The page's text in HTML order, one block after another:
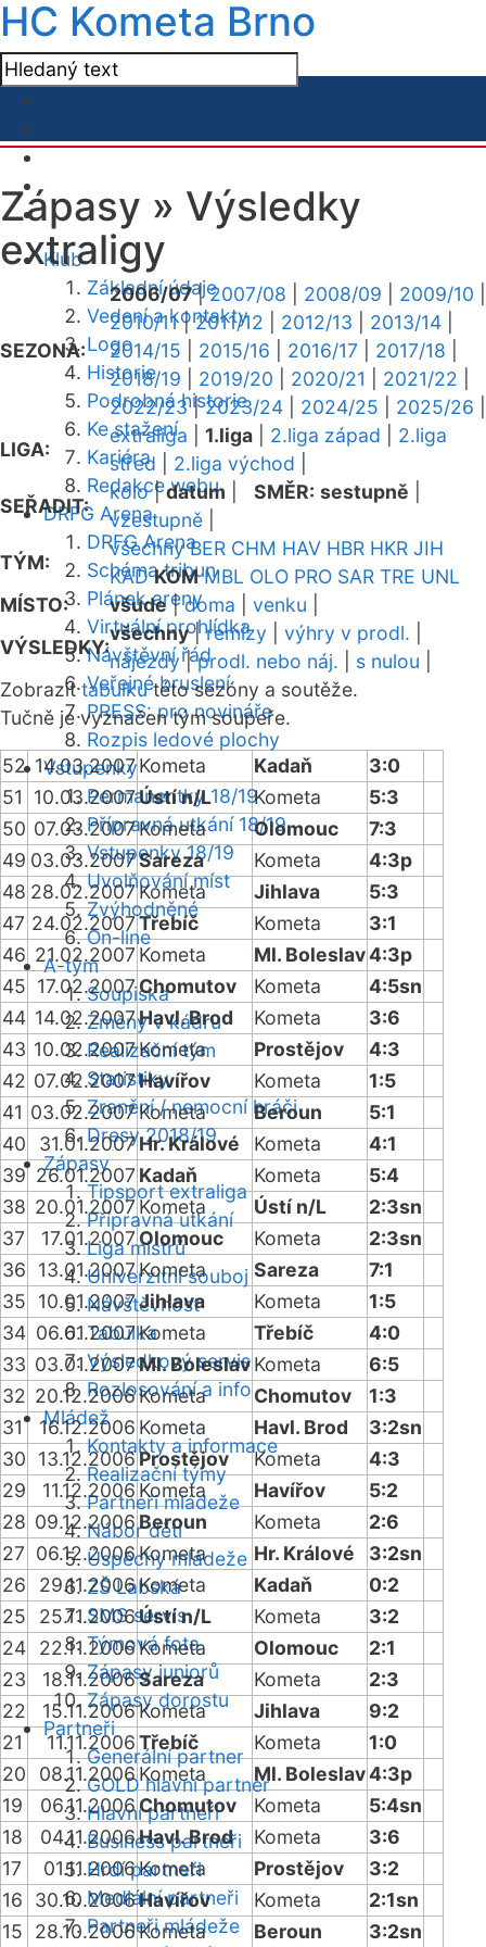
HC Kometa Brno
Klub
Základní údaje
Vedení a kontakty
Logo
Historie
Podrobná historie
Ke stažení
Kariéra
Redakce webu
DRFG Arena
DRFG Arena
Schéma tribun
Plánek areny
Virtuální prohlídka
Návštěvní řád
Veřejné bruslení
PRESS: pro novináře
Rozpis ledové plochy
Vstupenky
Permanentky 18/19
Přípravná utkání 18/19
Vstupenky 18/19
Uvolňování míst
Zvýhodněné
On-line
A-tým
Soupiska
Změny v kádru
Realizační tým
Statistiky
Zranění / nemocní hráči
Dresy 2018/19
Zápasy
Tipsport extraliga
Přípravná utkání
Liga mistrů
Univerzitní souboj
Návštěvnost
Tabulka
Výsledkový servis
Rozlosování a info
Mládež
Kontakty a informace
Realizační týmy
Partneři mládeže
Nábor dětí
Úspěchy mládeže
ZŠ Labská
SMS servis
Týmová fota
Zápasy juniorů
Zápasy dorostu
Partneři
Generální partner
GOLD hlavní partner
Hlavní partneři
Business partneři
Hrdí partneři
Mediální partneři
Partneři mládeže
Zápasy » Výsledky
extraligy
SEZONA:
2006/07|2007/08 2008/09 2009/10
2010/11|2011/12 2012/13 2013/14
2014/15
2015/16 2016/17 2017/18
2018/19
2019/20 2020/21 2021/22
2022/23|2023/24 2024/25 2025/26
LIGA:
extraliga 1.liga 2.liga západ
2.liga
střed
2.liga východ
SEŘADIT:
kolo|datum SMĚR: sestupně
vzestupně
TÝM:
všechny BER CHM HAV HBR HKR JIH
KAD KOM MBL OLO PRO SAR TRE UNL
MÍSTO:
všude|doma venku
VÝSLEDKY:
všechny|remízy výhry v prodl.
nájezdy|prodl. nebo náj. s nulou
Zobrazittabulkutéto sezóny a soutěže.
Tučně je vyznačen tým soupeře.
52 14.03.2007Kometa Kadaň
3:0
51
10.03.2007Ústí n/L Kometa
5:3
50 07.03.2007Kometa Olomouc
7:3
49 03.03.2007Sareza Kometa
4:3p
48 28.02.2007 Kometa Jihlava
5:3
47 24.02.2007Třebíč Kometa
3:1
46 21.02.2007 Kometa Ml. Boleslav4:3p
45 17.02.2007Chomutov Kometa
4:5sn
44 14.02.2007Havl. Brod Kometa
3:6
43 10.02.2007Kometa Prostějov
4:3
42 07.02.2007Havířov Kometa
1:5
41 03.02.2007Kometa Beroun
5:1
40
31.01.2007Hr. Králové Kometa
4:1
39 26.01.2007 Kadaň Kometa
5:4
38 20.01.2007 Kometa Ústí n/L
2:3sn
37
17.01.2007 Olomouc Kometa
2:3sn
36
13.01.2007Kometa Sareza
7:1
35
10.01.2007Jihlava Kometa
1:5
34 06.01.2007Kometa Třebíč
4:0
33 03.01.2007Ml. BoleslavKometa
6:5
32 20.12.2006Kometa Chomutov
1:3
31
16.12.2006 Kometa Havl. Brod
3:2sn
30
13.12.2006Prostějov Kometa
4:3
29
11.12.2006 Kometa Havířov
5:2
28 09.12.2006 Beroun Kometa
2:6
27 06.12.2006Kometa Hr. Králové
3:2sn
26
29.11.2006Kometa Kadaň
0:2
25
25.11.2006Ústí n/L Kometa
3:2
24
22.11.2006Kometa Olomouc
2:1
23
18.11.2006Sareza Kometa
2:3
22
15.11.2006Kometa Jihlava
9:2
21
11.11.2006Třebíč Kometa
1:0
20
08.11.2006Kometa Ml. Boleslav4:3p
19
06.11.2006Chomutov Kometa
5:4sn
18
04.11.2006Havl. Brod Kometa
3:6
17
01.11.2006Kometa Prostějov
3:2
16
30.10.2006Havířov Kometa
2:1sn
15
28.10.2006Kometa Beroun 3:2sn